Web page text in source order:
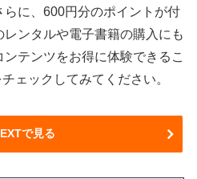
らに、600円分のポイントが付
ンタルや電子書籍の購入にも
テンツをお得に体験できるこ
ェックしてみてください。
で見る